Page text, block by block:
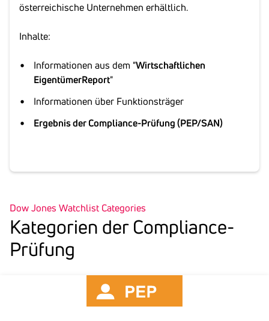
österreichische Unternehmen erhältlich.
Inhalte:
Informationen aus dem "Wirtschaftlichen
EigentümerReport"
Informationen über Funktionsträger
Ergebnis der Compliance-Prüfung (PEP/SAN)
Dow Jones Watchlist Categories
Kate­go­rien der Comp­li­ance-
Prüfung